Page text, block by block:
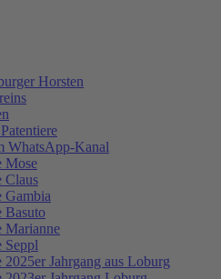
Horsten
WhatsApp-Kanal
Mose
Claus
Gambia
Basuto
Marianne
Seppl
2025er Jahrgang aus Loburg